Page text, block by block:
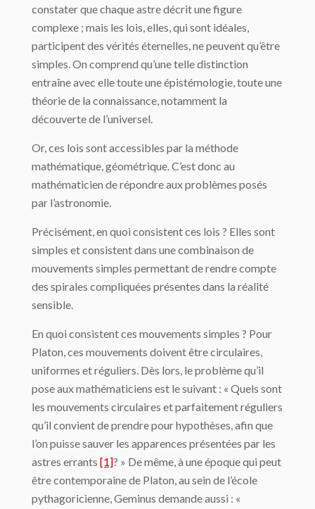
constater que chaque astre décrit une figure
complexe ; mais les lois, elles, qui sont idéales,
participent des vérités éternelles, ne peuvent qu’être
simples. On comprend qu’une telle distinction
entraîne avec elle toute une épistémologie, toute une
théorie de la connaissance, notamment la
découverte de l’universel.
Or, ces lois sont accessibles par la méthode
mathématique, géométrique. C’est donc au
mathématicien de répondre aux problèmes posés
par l’astronomie.
Précisément, en quoi consistent ces lois ? Elles sont
simples et consistent dans une combinaison de
mouvements simples permettant de rendre compte
des spirales compli­quées présentes dans la réalité
sensible.
En quoi consistent ces mouvements simples ? Pour
Platon, ces mouvements doivent être circulaires,
uniformes et réguliers. Dès lors, le problème qu’il
pose aux mathémati­ciens est le suivant : « Quels sont
les mouvements circulaires et parfaitement réguliers
qu’il convient de prendre pour hypothèses, afin que
l’on puisse sauver les apparences présentées par les
astres errants [1]? » De même, à une époque qui peut
être contempo­raine de Platon, au sein de l’école
pythagoricienne, Geminus demande aussi : «